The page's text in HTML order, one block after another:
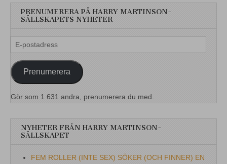
PRENUMERERA PÅ HARRY MARTINSON-
SÄLLSKAPETS NYHETER
E-
postadress
Prenumerera
Gör som 1 631 andra, prenumerera du med.
NYHETER FRÅN HARRY MARTINSON-
SÄLLSKAPET
FEM ROLLER (INTE SEX) SÖKER (OCH FINNER) EN